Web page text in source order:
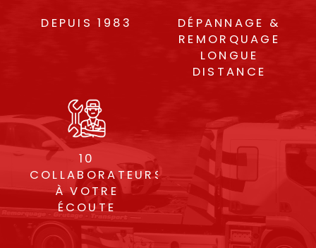
DEPUIS 1983
DÉPANNAGE &
REMORQUAGE
LONGUE
DISTANCE
10
COLLABORATEURS
À VOTRE
ÉCOUTE